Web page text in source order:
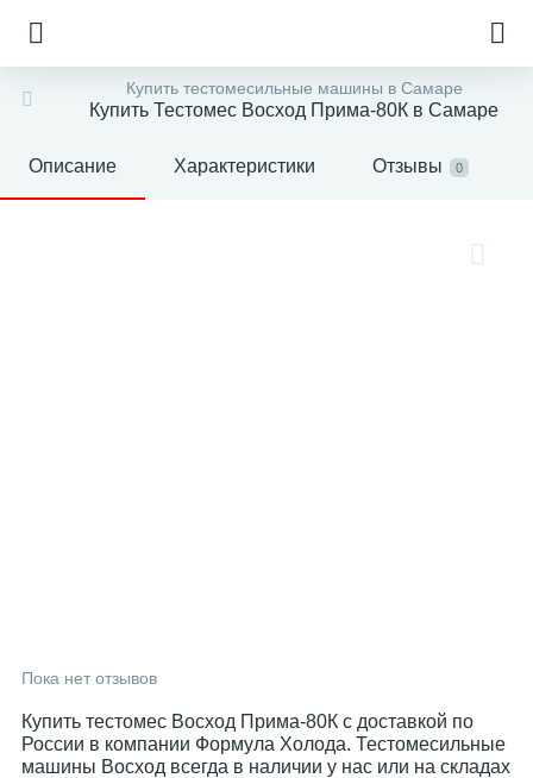
Купить тестомесильные машины в Самаре
Купить Тестомес Восход Прима-80К в Самаре
Описание Характеристики Отзывы 0
Пока нет отзывов
Купить тестомес Восход Прима-80К с доставкой по
России в компании Формула Холода. Тестомесильные
машины Восход всегда в наличии у нас или на складах